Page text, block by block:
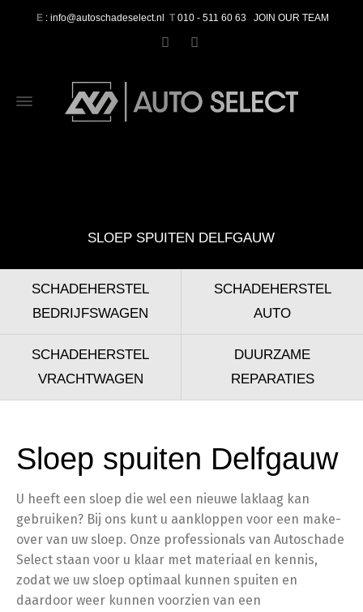
E : info@autoschadeselect.nl T 010 - 511 60 63 JOIN OUR TEAM
SLOEP SPUITEN DELFGAUW
SCHADEHERSTEL
BEDRIJFSWAGEN
SCHADEHERSTEL
AUTO
SCHADEHERSTEL
VRACHTWAGEN
DUURZAME
REPARATIES
Sloep spuiten Delfgauw
U heeft een sloep die wel een nieuwe laklaag kan
gebruiken? Bij ons kunt u aankloppen voor een make-
over van uw sloep. Onze professionals van Autoschade
Select staan voor u klaar met materiaal en kennis,
zodat we uw sloep optimaal kunnen spuiten en
daardoor weer kunnen voorzien van een